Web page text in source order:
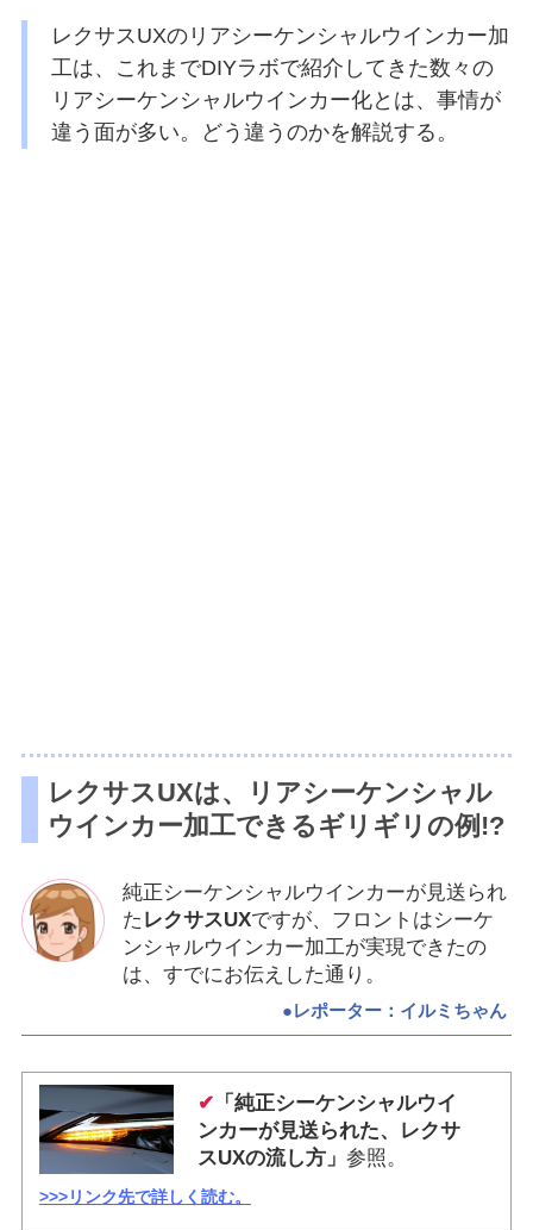
レクサスUXのリアシーケンシャルウインカー加
工は、これまでDIYラボで紹介してきた数々の
リアシーケンシャルウインカー化とは、事情が
違う面が多い。どう違うのかを解説する。
レクサスUXは、リアシーケンシャル
ウインカー加工できるギリギリの例!?
純正シーケンシャルウインカーが見送られ
た レクサスUXですが、フロントはシーケ
ンシャルウインカー加工が実現できたの
は、すでにお伝えした通り。
●レポーター：イルミちゃん
✔ 「純正シーケンシャルウイ
ンカーが見送られた、レクサ
スUXの流し方」参照。
>>>リンク先で詳しく読む。